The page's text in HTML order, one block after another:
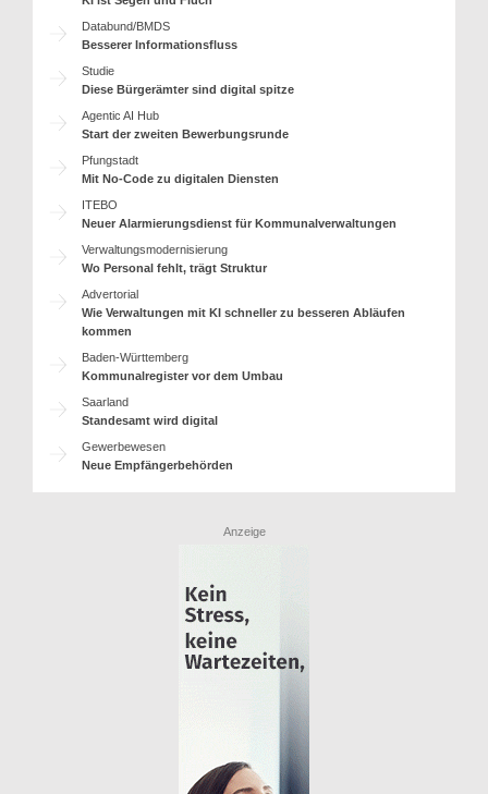
Databund/BMDS
Besserer Informationsfluss
Studie
Diese Bürgerämter sind digital spitze
Agentic AI Hub
Start der zweiten Bewerbungsrunde
Pfungstadt
Mit No-Code zu digitalen Diensten
ITEBO
Neuer Alarmierungsdienst für Kommunalverwaltungen
Verwaltungsmodernisierung
Wo Personal fehlt, trägt Struktur
Advertorial
Wie Verwaltungen mit KI schneller zu besseren Abläufen
kommen
Baden-Württemberg
Kommunalregister vor dem Umbau
Saarland
Standesamt wird digital
Gewerbewesen
Neue Empfängerbehörden
Anzeige